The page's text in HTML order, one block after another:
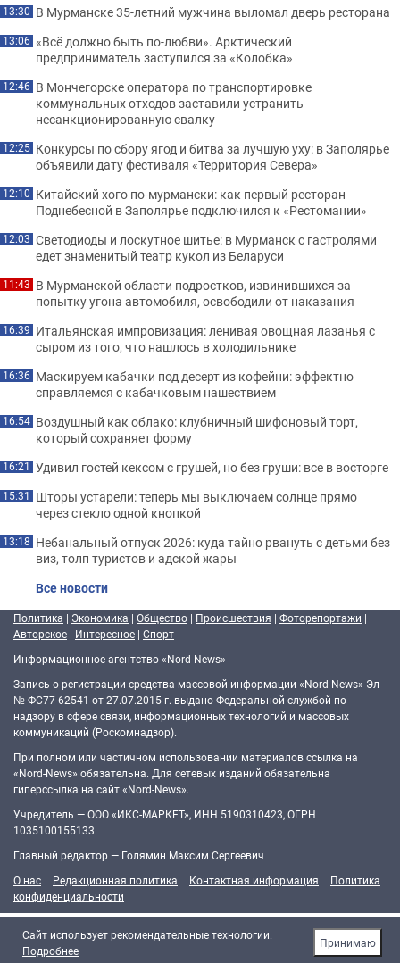
13:30 В Мурманске 35-летний мужчина выломал дверь ресторана
13:06 «Всё должно быть по-любви». Арктический
предприниматель заступился за «Колобка»
12:46 В Мончегорске оператора по транспортировке
коммунальных отходов заставили устранить
несанкционированную свалку
12:25 Конкурсы по сбору ягод и битва за лучшую уху: в Заполярье
объявили дату фестиваля «Территория Севера»
12:10 Китайский хого по-мурмански: как первый ресторан
Поднебесной в Заполярье подключился к «Рестомании»
12:03 Светодиоды и лоскутное шитье: в Мурманск с гастролями
едет знаменитый театр кукол из Беларуси
11:43 В Мурманской области подростков, извинившихся за
попытку угона автомобиля, освободили от наказания
16:39 Итальянская импровизация: ленивая овощная лазанья с
сыром из того, что нашлось в холодильнике
16:36 Маскируем кабачки под десерт из кофейни: эффектно
справляемся с кабачковым нашествием
16:54 Воздушный как облако: клубничный шифоновый торт,
который сохраняет форму
16:21 Удивил гостей кексом с грушей, но без груши: все в восторге
15:31 Шторы устарели: теперь мы выключаем солнце прямо
через стекло одной кнопкой
13:18 Небанальный отпуск 2026: куда тайно рвануть с детьми без
виз, толп туристов и адской жары
Все новости
Политика | Экономика | Общество | Происшествия | Фоторепортажи |
Авторское | Интересное | Спорт
Информационное агентство «Nord-News»
Запись о регистрации средства массовой информации «Nord-News» Эл
№ ФС77-62541 от 27.07.2015 г. выдано Федеральной службой по
надзору в сфере связи, информационных технологий и массовых
коммуникаций (Роскомнадзор).
При полном или частичном использовании материалов ссылка на
«Nord-News» обязательна. Для сетевых изданий обязательна
гиперссылка на сайт «Nord-News».
Учредитель — ООО «ИКС-МАРКЕТ», ИНН 5190310423, ОГРН
1035100155133
Главный редактор — Голямин Максим Сергеевич
О нас
Редакционная политика Контактная информация
Политика
конфиденциальности
Cайт использует рекомендательные технологии.
Подробнее
Принимаю